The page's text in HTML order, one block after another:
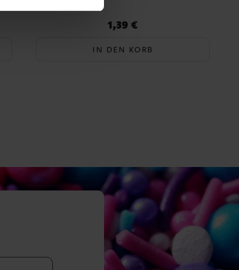
Preis:1,39 €
1,39 €
IN DEN KORB